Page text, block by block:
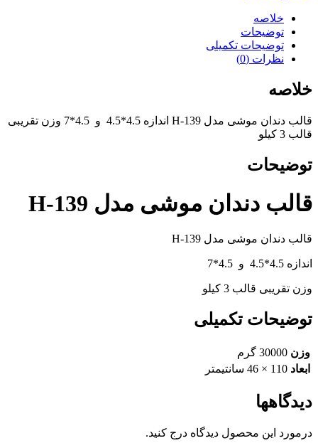
خلاصه
توضیحات
توضیحات تکمیلی
نظرات (0)
خلاصه
قالب دندان موشی مدل H-139 اندازه 4.5*4.5 و 4.5*7 وزن تقریبی
قالب 3 کیلو
توضیحات
قالب دندان موشی مدل H-139
قالب دندان موشی مدل H-139
اندازه 4.5*4.5 و 4.5*7
وزن تقریبی قالب 3 کیلو
توضیحات تکمیلی
وزن 30000 گرم
ابعاد 110 × 46 سانتیمتر
دیدگاهها
درمورد این محصول دیدگاه درج کنید.